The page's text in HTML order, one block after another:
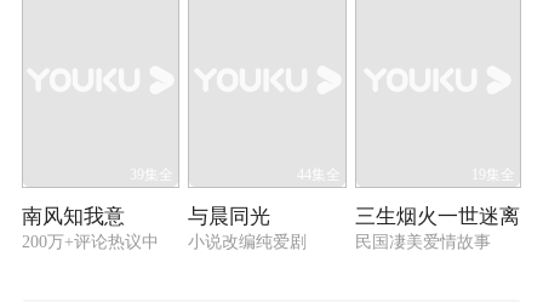
39集全
南风知我意
200万+评论热议中
44集全
与晨同光
小说改编纯爱剧
19集全
三生烟火一世迷离
民国凄美爱情故事